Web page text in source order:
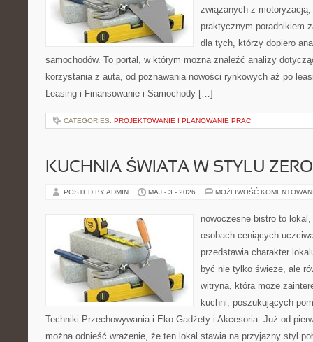
związanych z
praktycznym poradnikiem
dla tych, którzy dopiero
samochodów. To portal, w którym można znaleźć analizy
korzystania z auta, od poznawania nowości rynkowych aż po
Leasing i Finansowanie i Samochody […]
CATEGORIES: PROJEKTOWANIE I PLANOWANIE PRAC
KUCHNIA ŚWIATA W STYLU
POSTED BY ADMIN MAJ - 3 - 2026 MOŻLIWOŚĆ
nowoczesne bistro to
osobach ceniących
przedstawia charakter
być nie tylko świeże, ale
witryna, która może
kuchni, poszukujących
Techniki Przechowywania i Eko Gadżety i Akcesoria. Już od
można odnieść wrażenie, że ten lokal stawia na przyjazny styl